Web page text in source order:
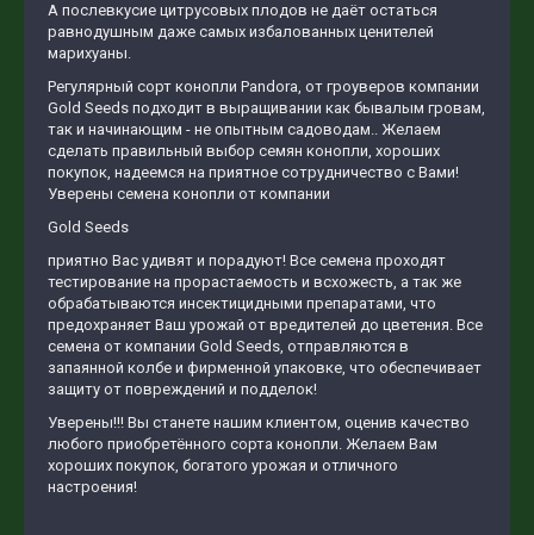
А послевкусие цитрусовых плодов не даёт остаться
равнодушным даже самых избалованных ценителей
марихуаны.
Регулярный сорт конопли Pandora, от гроуверов компании
Gold Seeds подходит в выращивании как бывалым гровам,
так и начинающим - не опытным садоводам.. Желаем
сделать правильный выбор семян конопли, хороших
покупок, надеемся на приятное сотрудничество с Вами!
Уверены семена конопли от компании
Gold Seeds
приятно Вас удивят и порадуют! Все семена проходят
тестирование на прорастаемость и всхожесть, а так же
обрабатываются инсектицидными препаратами, что
предохраняет Ваш урожай от вредителей до цветения. Все
семена от компании Gold Seeds, отправляются в
запаянной колбе и фирменной упаковке, что обеспечивает
защиту от повреждений и подделок!
Уверены!!! Вы станете нашим клиентом, оценив качество
любого приобретённого сорта конопли. Желаем Вам
хороших покупок, богатого урожая и отличного
настроения!